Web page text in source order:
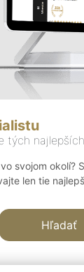
tých
svojom okolí?
len tie
Hľadať